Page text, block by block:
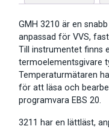
GMH 3210 är en
anpassad för VVS,
Till instrumentet finns
termoelementsgivare
Temperaturmätaren
för att läsa och
programvara EBS 20.
3211 har en lättläst,